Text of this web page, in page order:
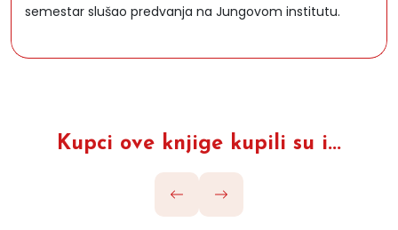
semestar slušao predvanja na Jungovom institutu.
Kupci ove knjige kupili su i...